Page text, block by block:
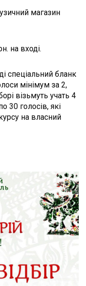
магазин
на вході.
спеціальний бланк
мінімум за 2,
візьмуть учать 4
30 голосів, які
на власний